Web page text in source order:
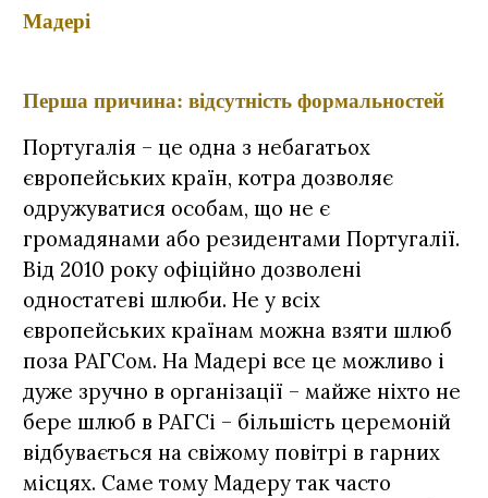
Мадері
Перша причина: відсутність формальностей
Португалія – це одна з небагатьох
європейських країн, котра дозволяє
одружуватися особам, що не є
громадянами або резидентами Португалії.
Від 2010 року офіційно дозволені
одностатеві шлюби. Не у всіх
європейських країнам можна взяти шлюб
поза РАГСом. На Мадері все це можливо і
дуже зручно в організації – майже ніхто не
бере шлюб в РАГСі – більшість церемоній
відбувається на свіжому повітрі в гарних
місцях. Саме тому Мадеру так часто